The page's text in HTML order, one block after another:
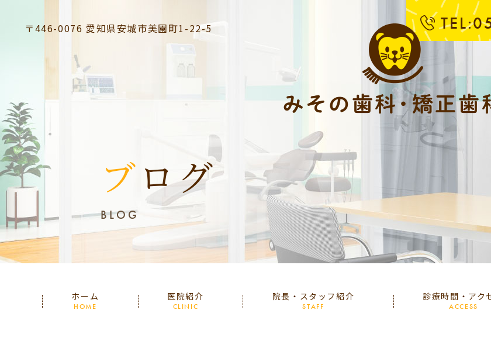
〒446-0076 愛知県安城市美園町1-22-5
ブログ
BLOG
ホーム
HOME
医院紹介
CLINIC
院長・スタッフ紹介
STAFF
診療時間・アク
ACCESS